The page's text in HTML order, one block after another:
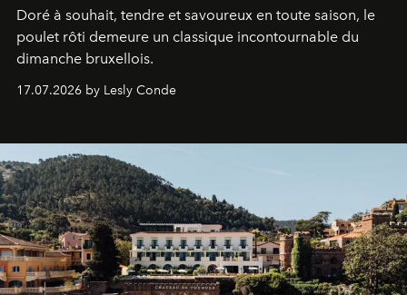
Doré à souhait, tendre et savoureux en toute saison, le
poulet rôti demeure un classique incontournable du
dimanche bruxellois.
17.07.2026 by Lesly Conde